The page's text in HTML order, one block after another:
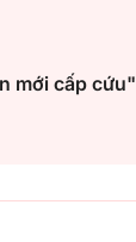
mới cấp cứu"